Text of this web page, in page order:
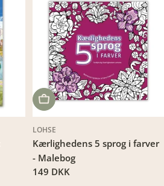
LÆG I KURV
LOHSE
Kærlighedens 5 sprog i farver
- Malebog
Translation
149 DKK